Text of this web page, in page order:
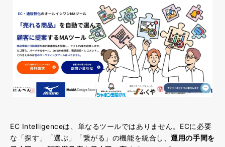
EC Intelligenceは、単なるツールではありません。ECに必要
な「探す」「選ぶ」「繋がる」の機能を統合し、運用の手間を